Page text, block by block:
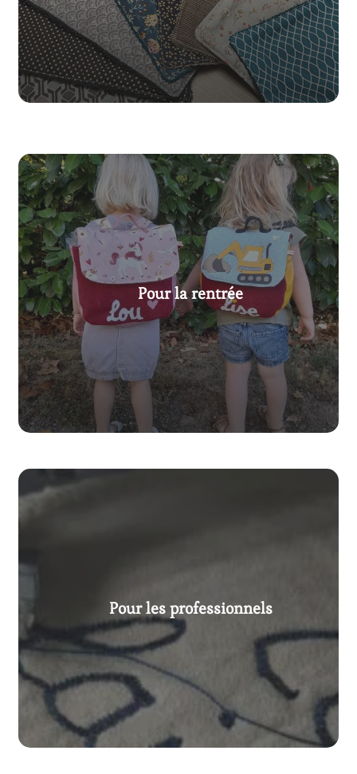
Voir nos créations
Pour la rentrée
Voir nos créations
Pour les professionnels
Voir nos créations